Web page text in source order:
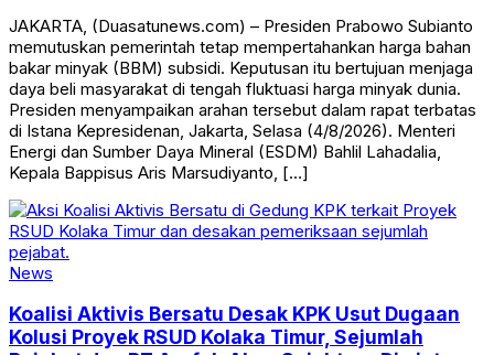
JAKARTA, (Duasatunews.com) – Presiden Prabowo Subianto
memutuskan pemerintah tetap mempertahankan harga bahan
bakar minyak (BBM) subsidi. Keputusan itu bertujuan menjaga
daya beli masyarakat di tengah fluktuasi harga minyak dunia.
Presiden menyampaikan arahan tersebut dalam rapat terbatas
di Istana Kepresidenan, Jakarta, Selasa (4/8/2026). Menteri
Energi dan Sumber Daya Mineral (ESDM) Bahlil Lahadalia,
Kepala Bappisus Aris Marsudiyanto, […]
News
Koalisi Aktivis Bersatu Desak KPK Usut Dugaan
Kolusi Proyek RSUD Kolaka Timur, Sejumlah